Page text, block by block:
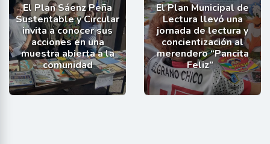
El Plan Sáenz Peña
Sustentable y Circular
invita a conocer sus
acciones en una
muestra abierta a la
comunidad
El Plan Municipal de
Lectura llevó una
jornada de lectura y
concientización al
merendero “Pancita
Feliz”